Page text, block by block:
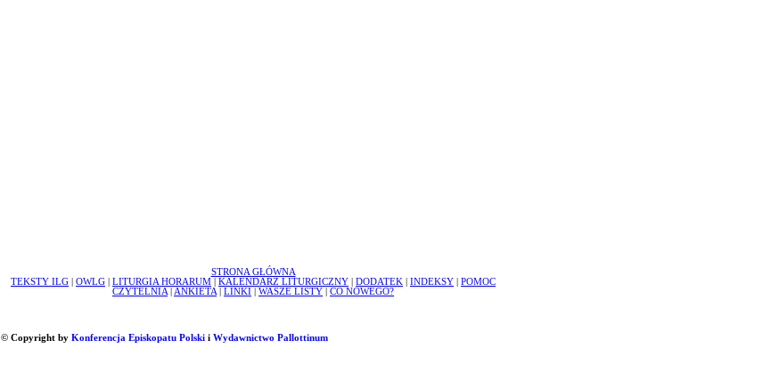
STRONA GŁÓWNA
TEKSTY ILG
OWLG LITURGIA HORARUM KALENDARZ LITURGICZNY DODATEK INDEKSY
POMOC
CZYTELNIA
ANKIETA LINKI WASZE LISTY CO NOWEGO?
© Copyright by Konferencja Episkopatu Polskii Wydawnictwo Pallottinum